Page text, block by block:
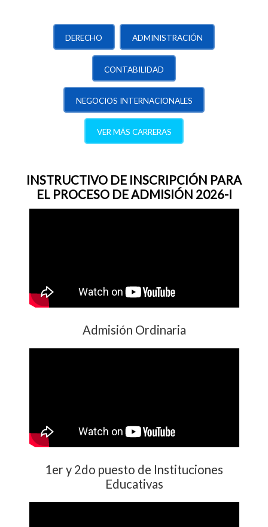
DERECHO ADMINISTRACIÓN
CONTABILIDAD
NEGOCIOS INTERNACIONALES
VER MÁS CARRERAS
INSTRUCTIVO DE INSCRIPCIÓN PARA
EL PROCESO DE ADMISIÓN 2026-I
Admisión Ordinaria
1er y 2do puesto de Instituciones
Educativas